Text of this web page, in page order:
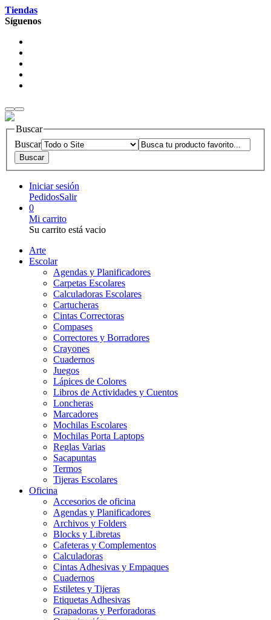
Tiendas
Síguenos
Buscar
Buscar
Iniciar sesión
PedidosSalir
0
Mi carrito
Su carrito está vacio
Arte
Escolar
Agendas y Planificadores
Carpetas Escolares
Calculadoras Escolares
Cartucheras
Cintas Correctoras
Compases
Correctores y Borradores
Crayones
Cuadernos
Juegos
Lápices de Colores
Libros de Actividades y Cuentos
Loncheras
Marcadores
Mochilas Escolares
Mochilas Porta Laptops
Reglas Varias
Sacapuntas
Termos
Tijeras Escolares
Oficina
Accesorios de oficina
Agendas y Planificadores
Archivos y Folders
Blocks y Libretas
Cafeteras y Complementos
Calculadoras
Cintas Adhesivas y Empaques
Cuadernos
Estiletes y Tijeras
Etiquetas Adhesivas
Grapadoras y Perforadoras